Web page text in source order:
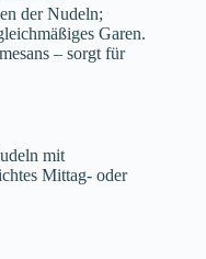
der Nudeln;
Garen.
– sorgt für
mit
Mittag- oder